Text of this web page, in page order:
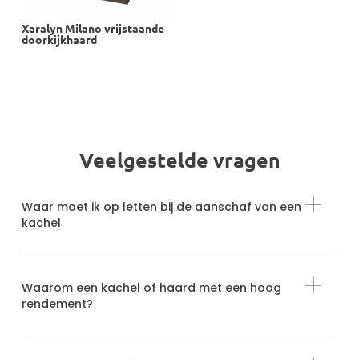
Xaralyn Milano vrijstaande
doorkijkhaard
Veelgestelde vragen
Waar moet ik op letten bij de aanschaf van een
kachel
Waarom een kachel of haard met een hoog
rendement?